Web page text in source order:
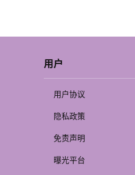
用户
用户协议
隐私政策
免责声明
曝光平台